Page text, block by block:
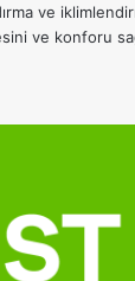
ve
ve konforu